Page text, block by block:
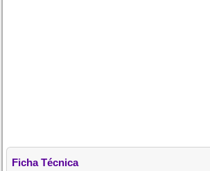
Ficha Técnica